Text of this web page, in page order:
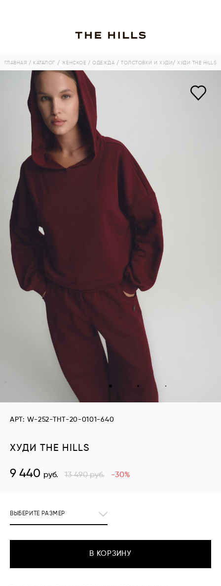
ГЛАВНАЯ / КАТАЛОГ / ЖЕНСКОЕ / ОДЕЖДА / ТОЛСТОВКИ И ХУДИ / ХУДИ THE HILLS
ХУДИ THE HILLS
АРТ: W-252-THT-20-0101-640
9 440 руб. 13 490руб. -30%
ВЫБЕРИТЕ РАЗМЕР
В КОРЗИНУ